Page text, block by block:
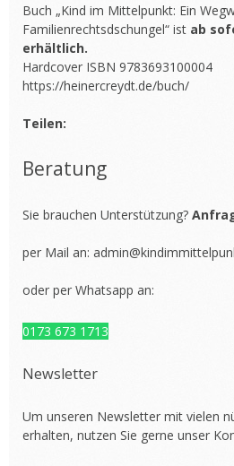
Buch „Kind im Mittelpunkt: Ein
Familienrechtsdschungel“ ist ab
erhältlich.
Hardcover ISBN 9783693100004
https://heinercreydt.de/buch/
Teilen:
Beratung
Sie brauchen Unterstützung?
per Mail an:
oder per Whatsapp an:
0173 673 1713
Newsletter
Um unseren Newsletter mit vielen
erhalten, nutzen Sie gerne unser